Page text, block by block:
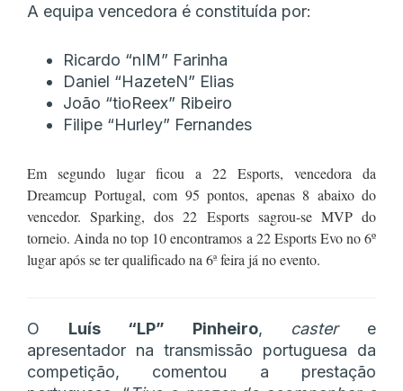
A equipa vencedora é constituída por:
Ricardo “nIM” Farinha
Daniel “HazeteN” Elias
João “tioReex” Ribeiro
Filipe “Hurley” Fernandes
Em segundo lugar ficou a 22 Esports, vencedora da
Dreamcup Portugal, com 95 pontos, apenas 8 abaixo do
vencedor. Sparking, dos 22 Esports sagrou-se MVP do
torneio. Ainda no top 10 encontramos a 22 Esports Evo no 6º
lugar após se ter qualificado na 6ª feira já no evento.
O Luís “LP” Pinheiro, castere
apresentador na transmissão portuguesa da
competição, comentou a prestação